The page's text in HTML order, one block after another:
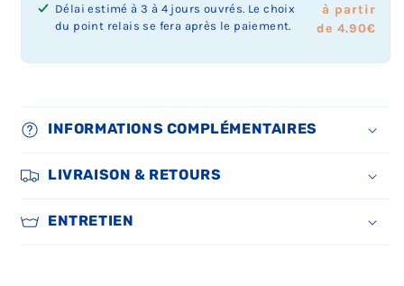
Délai estimé à 3 à 4 jours ouvrés. Le choix
du point relais se fera après le paiement.
à partir
de 4.90€
INFORMATIONS COMPLÉMENTAIRES
LIVRAISON & RETOURS
ENTRETIEN